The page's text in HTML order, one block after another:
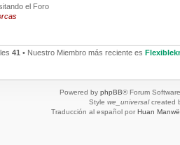
el Foro
41 • Nuestro Miembro más reciente es
Powered by phpBB® Forum
Style we_universalcreated
Traducción al español por Huan Manwë